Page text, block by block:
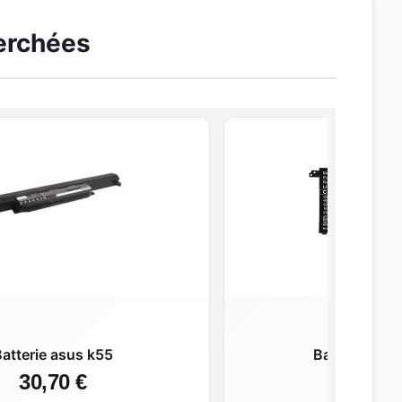
asus k55
30,70 €
Batterie